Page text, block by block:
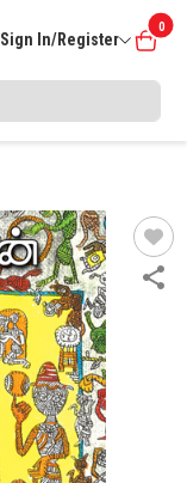
Sign In/Register
0